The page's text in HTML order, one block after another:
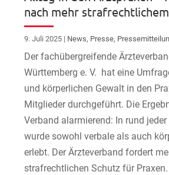
nach mehr
9. Juli 2025 | News, Presse,
Der fachübergreifende
Württemberg e. V. hat eine
und körperlichen Gewalt in den
Mitglieder durchgeführt. Die
Verband alarmierend: In rund
wurde sowohl verbale als auch
erlebt. Der Ärzteverband fordert
strafrechtlichen Schutz für Praxen.